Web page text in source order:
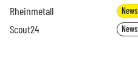
Rheinmetall News
Scout24 News